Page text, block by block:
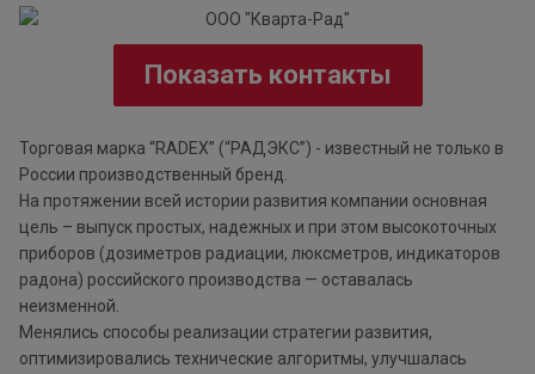
Показать контакты
Торговая марка “RADEX” (“РАДЭКС”) - известный не только в
России производственный бренд.
На протяжении всей истории развития компании основная
цель – выпуск простых, надежных и при этом высокоточных
приборов (дозиметров радиации, люксметров, индикаторов
радона) российского производства — оставалась
неизменной.
Менялись способы реализации стратегии развития,
оптимизировались технические алгоритмы, улучшалась